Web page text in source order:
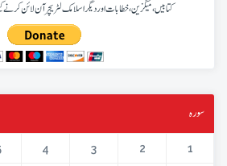
کتابیں، میگزین، خطابات اور دیگر اسلامک لٹریچر آن لائن
سورہ
1
2
3
4